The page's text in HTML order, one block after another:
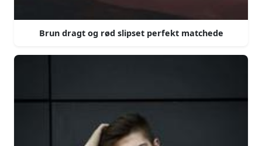
Brun dragt og rød slipset perfekt matchede